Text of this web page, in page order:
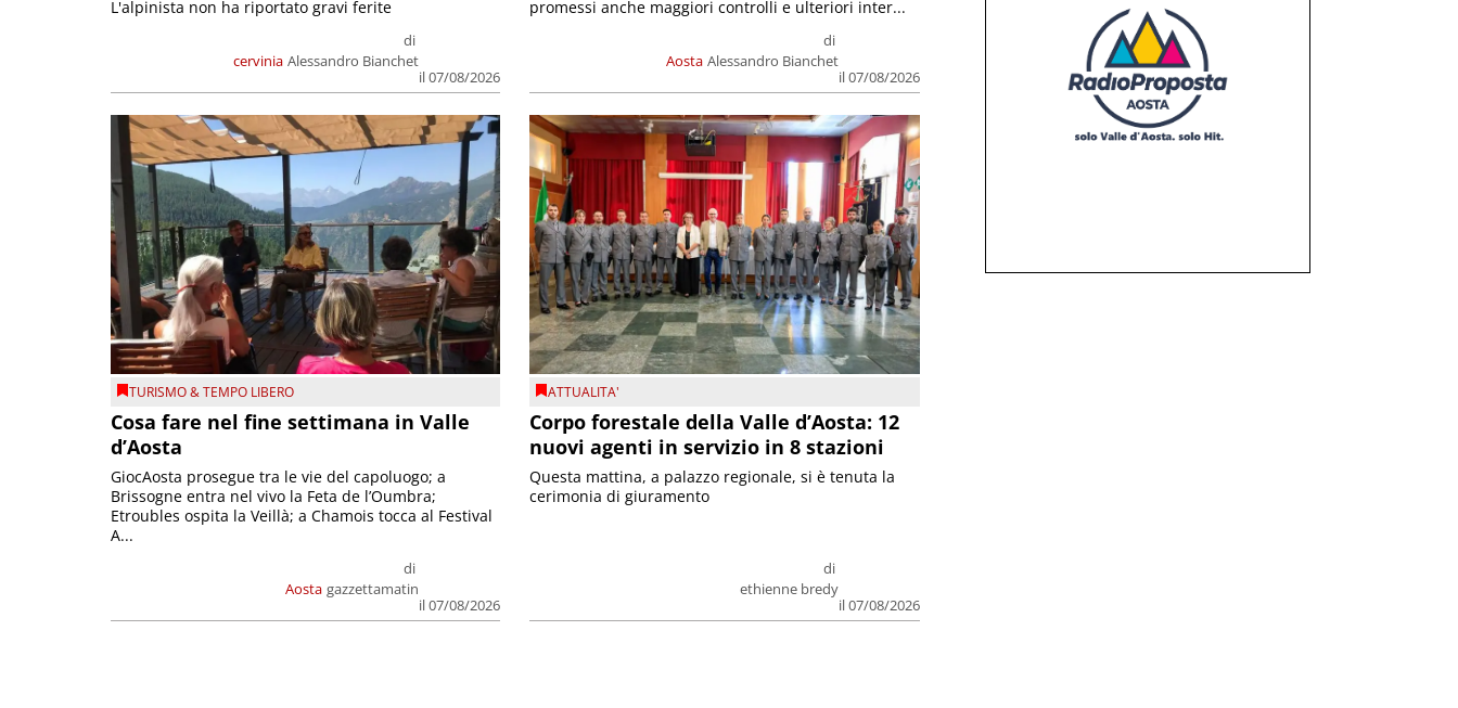
cervinia
di
Alessandro Bianchet
il 07/08/2026
L'alpinista non ha riportato gravi ferite
Aosta
di
Alessandro Bianchet
il 07/08/2026
promessi anche maggiori controlli e ulteriori inter...
TURISMO & TEMPO LIBERO
Cosa fare nel fine settimana in Valle
d’Aosta
Aosta
di
gazzettamatin
il 07/08/2026
GiocAosta prosegue tra le vie del capoluogo; a
Brissogne entra nel vivo la Feta de l’Oumbra;
Etroubles ospita la Veillà; a Chamois tocca al Festival
A...
ATTUALITA'
Corpo forestale della Valle d’Aosta: 12
nuovi agenti in servizio in 8 stazioni
di
ethienne bredy
il 07/08/2026
Questa mattina, a palazzo regionale, si è tenuta la
cerimonia di giuramento